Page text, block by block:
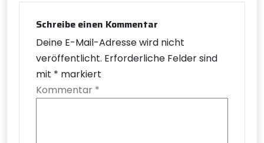
Schreibe einen Kommentar
Deine E-Mail-Adresse wird nicht
veröffentlicht. Erforderliche Felder sind
mit * markiert
Kommentar *